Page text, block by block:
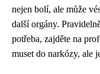
nejen bolí, ale může
další orgány.
potřeba, zajděte na
muset do narkózy, ale